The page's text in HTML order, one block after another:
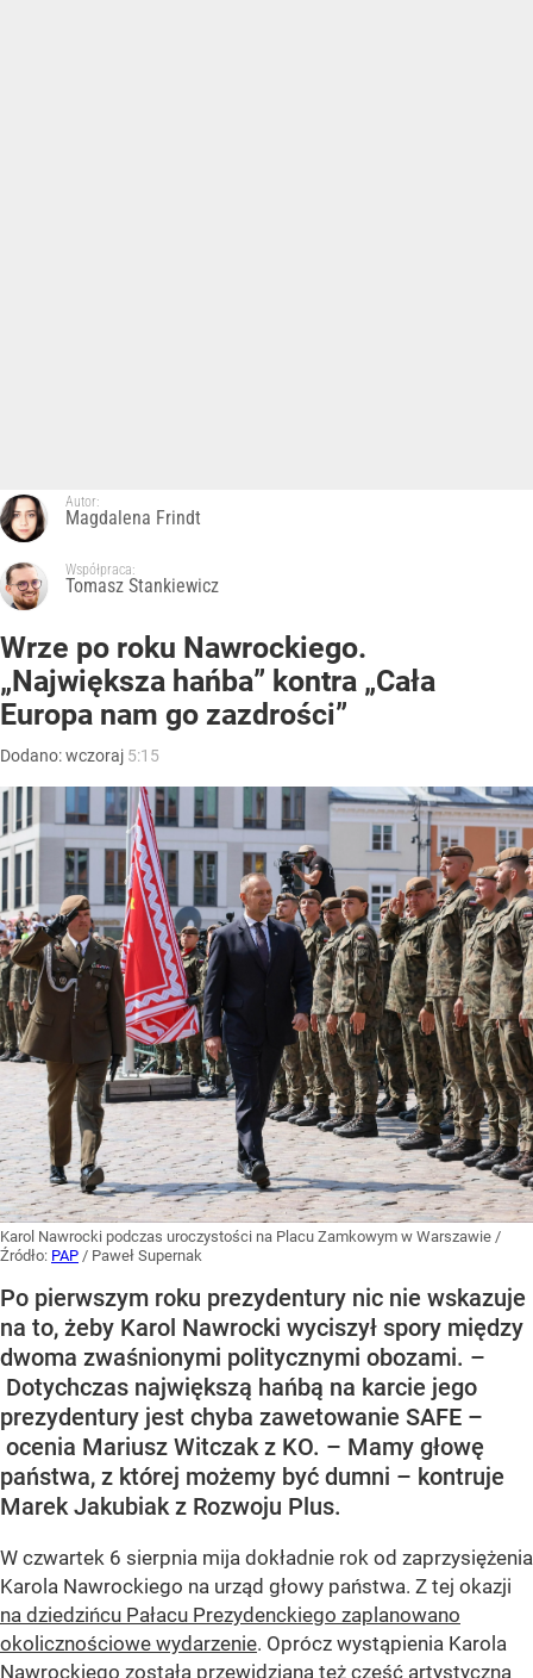
Autor:
Magdalena Frindt
Współpraca:
Tomasz Stankiewicz
Wrze po roku Nawrockiego.
„Największa hańba” kontra „Cała
Europa nam go zazdrości”
Dodano:wczoraj 5:15
Karol Nawrocki podczas uroczystości na Placu Zamkowym w Warszawie /
Źródło: PAP / Paweł Supernak
Po pierwszym roku prezydentury nic nie wskazuje
na to, żeby Karol Nawrocki wyciszył spory między
dwoma zwaśnionymi politycznymi obozami. –
Dotychczas największą hańbą na karcie jego
prezydentury jest chyba zawetowanie SAFE –
ocenia Mariusz Witczak z KO. – Mamy głowę
państwa, z której możemy być dumni – kontruje
Marek Jakubiak z Rozwoju Plus.
W czwartek 6 sierpnia mija dokładnie rok od zaprzysiężenia
Karola Nawrockiego na urząd głowy państwa. Z tej okazji
na dziedzińcu Pałacu Prezydenckiego zaplanowano
okolicznościowe wydarzenie. Oprócz wystąpienia Karola
Nawrockiego została przewidziana też część artystyczna